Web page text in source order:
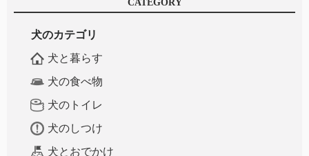
CATEGORY
犬のカテゴリ
犬と暮らす
犬の食べ物
犬のトイレ
犬のしつけ
犬とおでかけ